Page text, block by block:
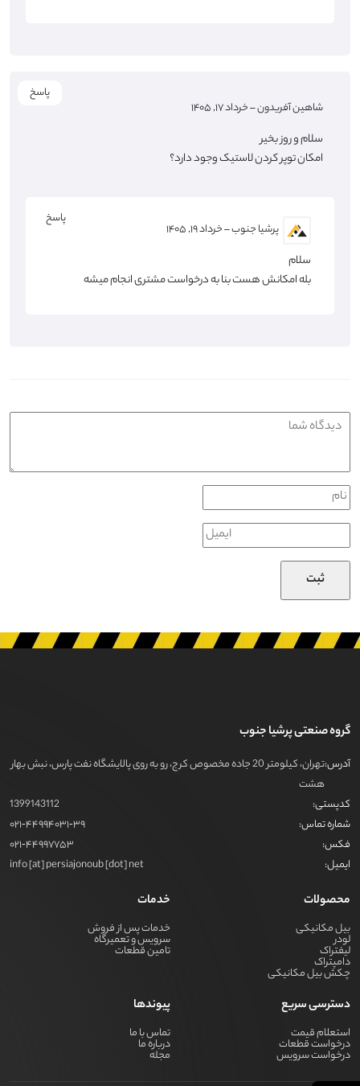
شاهین آفریدون–خرداد ۱۷, ۱۴۰۵
سلام و روز بخیر
امکان توپر کردن لاستیک وجود دارد؟
پاسخ
پرشیا جنوب–خرداد ۱۹, ۱۴۰۵
سلام
بله امکانش هست بنا به درخواست مشتری انجام میشه
پاسخ
گروه صنعتی پرشیا جنوب
آدرس:
تهران، کیلومتر 20 جاده مخصوص کرج، رو به روی پالایشگاه نفت پارس، نبش بهار
هشت
کدپستی:
1399143112
شماره تماس:
021-44994031-39
فکس:
021-44997753
ایمیل:
info [at] persiajonoub [dot] net
محصولات
بیل مکانیکی
لودر
لیفتراک
دامپتراک
چکش بیل مکانیکی
خدمات
خدمات پس از فروش
سرویس و تعمیرگاه
تامین قطعات
دسترسی سریع
استعلام قیمت
درخواست قطعات
درخواست سرویس
پیوندها
تماس با ما
درباره ما
مجله